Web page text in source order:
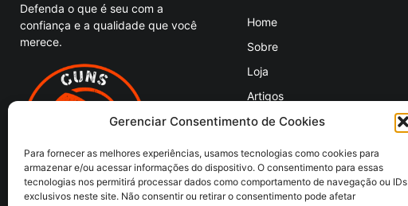
Gerenciar Consentimento de Cookies
Para fornecer as melhores experiências, usamos tecnologias como cookies para
armazenar e/ou acessar informações do dispositivo. O consentimento para essas
tecnologias nos permitirá processar dados como comportamento de navegação ou IDs
exclusivos neste site. Não consentir ou retirar o consentimento pode afetar
Defenda o que é seu com a
confiança e a qualidade que você
merece.
Home
Sobre
Loja
Artigos
Entre em Contato